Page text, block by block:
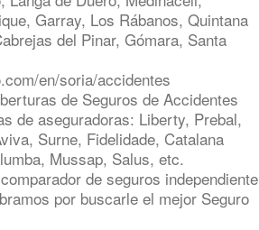
Garray, Los Rábanos, Quintana
del Pinar, Gómara, Santa
en/soria/accidentes
de Seguros de Accidentes
de aseguradoras: Liberty, Prebal,
Surne, Fidelidade, Catalana
Mussap, Salus, etc.
de seguros independiente
por buscarle el mejor Seguro